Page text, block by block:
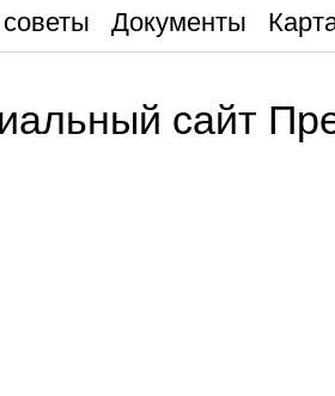
Документы
сайт